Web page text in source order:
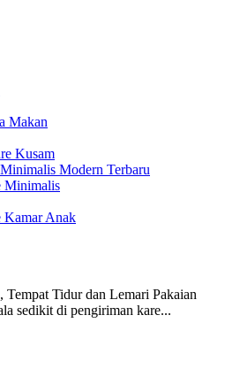
Makan
Kusam
Modern Terbaru
Minimalis
Kamar Anak
Tempat Tidur dan Lemari Pakaian
sedikit di pengiriman kare...